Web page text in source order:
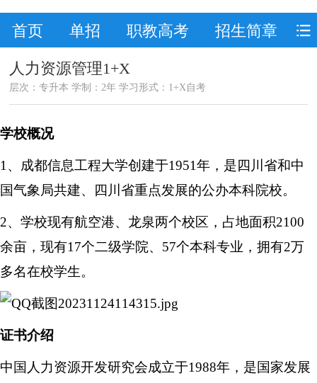
首页 单招 职教高考 招生简章
人力资源管理1+X
层次：专升本 学制：2年 学习形式：1+X自考
学校概况
1、 成都信息工程大学创建于1951年，是四川省和中
国气象局共建、四川省重点发展的公办本科院校。
2、 学校现有航空港、龙泉两个校区，占地面积2100
余亩，现有17个二级学院、57个本科专业 ，拥有2万
多名在校学生。
证书介绍
中国人力资源开发研究会成立于1988年，是国家发展